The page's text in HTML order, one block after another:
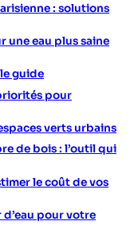
: solutions
une eau plus saine
guide
pour
verts urbains
de bois : l’outil qui
le coût de vos
pour votre